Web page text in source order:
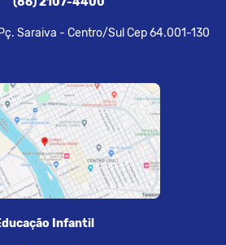
Saraiva - Centro/Sul Cep 64.001-130
Infantil